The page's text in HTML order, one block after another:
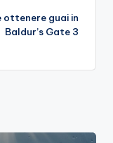
ottenere guai in
Baldur’s Gate 3